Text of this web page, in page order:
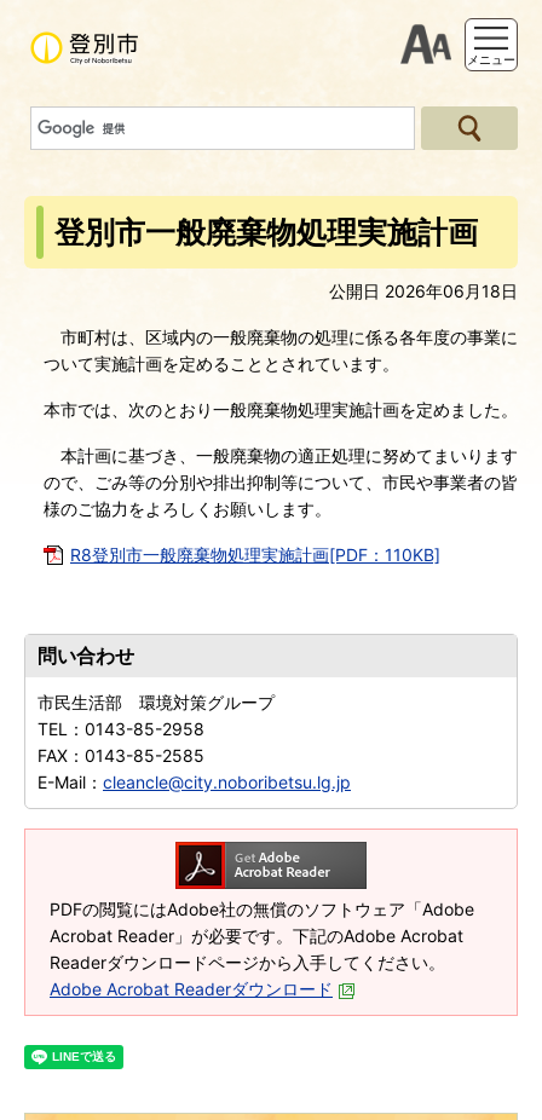
支援ツー
メニュー
登別市一般廃棄物処理実施計画
公開日 2026年06月18日
市町村は、区域内の一般廃棄物の処理に係る各年度の事業に
ついて実施計画を定めることとされています。
本市では、次のとおり一般廃棄物処理実施計画を定めました。
本計画に基づき、一般廃棄物の適正処理に努めてまいります
ので、ごみ等の分別や排出抑制等について、市民や事業者の皆
様のご協力をよろしくお願いします。
R8登別市一般廃棄物処理実施計画[PDF：110KB]
問い合わせ
市民生活部 環境対策グループ
TEL： 0143-85-2958
FAX： 0143-85-2585
E-Mail： cleancle@city.noboribetsu.lg.jp
PDFの閲覧にはAdobe社の無償のソフトウェア「Adobe
Acrobat Reader」が必要です。下記のAdobe Acrobat
Readerダウンロードページから入手してください。
Adobe Acrobat Readerダウンロード